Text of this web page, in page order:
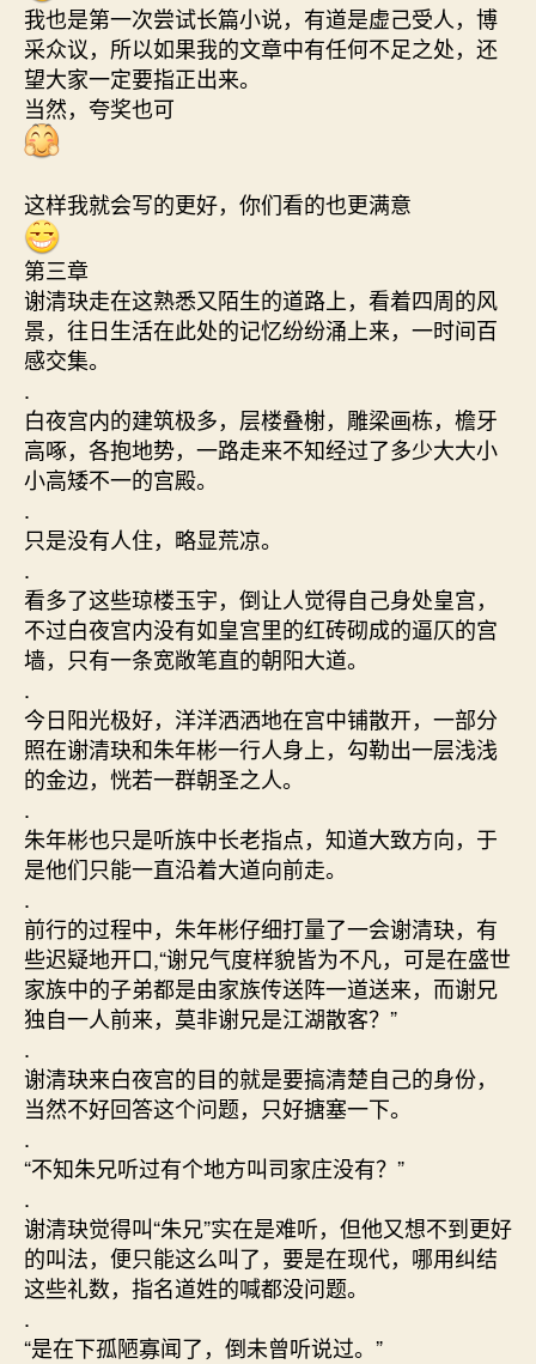
我也是第一次尝试长篇小说，有道是虚己受人，博
采众议，所以如果我的文章中有任何不足之处，还
望大家一定要指正出来。
当然，夸奖也可
这样我就会写的更好，你们看的也更满意
第三章
谢清玦走在这熟悉又陌生的道路上，看着四周的风
景，往日生活在此处的记忆纷纷涌上来，一时间百
感交集。
.
白夜宫内的建筑极多，层楼叠榭，雕梁画栋，檐牙
高啄，各抱地势，一路走来不知经过了多少大大小
小高矮不一的宫殿。
.
只是没有人住，略显荒凉。
.
看多了这些琼楼玉宇，倒让人觉得自己身处皇宫，
不过白夜宫内没有如皇宫里的红砖砌成的逼仄的宫
墙，只有一条宽敞笔直的朝阳大道。
.
今日阳光极好，洋洋洒洒地在宫中铺散开，一部分
照在谢清玦和朱年彬一行人身上，勾勒出一层浅浅
的金边，恍若一群朝圣之人。
.
朱年彬也只是听族中长老指点，知道大致方向，于
是他们只能一直沿着大道向前走。
.
前行的过程中，朱年彬仔细打量了一会谢清玦，有
些迟疑地开口,“谢兄气度样貌皆为不凡，可是在盛世
家族中的子弟都是由家族传送阵一道送来，而谢兄
独自一人前来，莫非谢兄是江湖散客？”
.
谢清玦来白夜宫的目的就是要搞清楚自己的身份，
当然不好回答这个问题，只好搪塞一下。
.
“不知朱兄听过有个地方叫司家庄没有？”
.
谢清玦觉得叫“朱兄”实在是难听，但他又想不到更好
的叫法，便只能这么叫了，要是在现代，哪用纠结
这些礼数，指名道姓的喊都没问题。
.
“是在下孤陋寡闻了，倒未曾听说过。”